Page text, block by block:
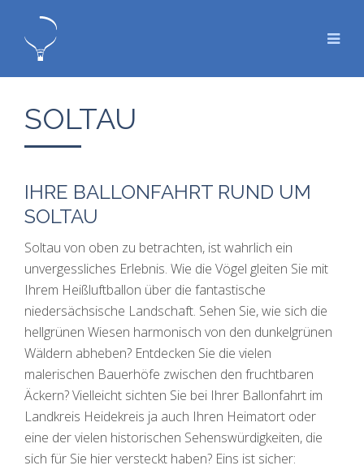
SOLTAU
IHRE BALLONFAHRT RUND UM
SOLTAU
Soltau von oben zu betrachten, ist wahrlich ein
unvergessliches Erlebnis. Wie die Vögel gleiten Sie mit
Ihrem Heißluftballon über die fantastische
niedersächsische Landschaft. Sehen Sie, wie sich die
hellgrünen Wiesen harmonisch von den dunkelgrünen
Wäldern abheben? Entdecken Sie die vielen
malerischen Bauerhöfe zwischen den fruchtbaren
Äckern? Vielleicht sichten Sie bei Ihrer Ballonfahrt im
Landkreis Heidekreis ja auch Ihren Heimatort oder
eine der vielen historischen Sehenswürdigkeiten, die
sich für Sie hier versteckt haben? Eins ist sicher: